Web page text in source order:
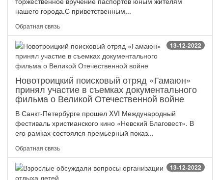
нашего города.С приветственным...
Обратная связь
13-12-2022
Новотроицкий поисковый отряд «Гамаюн»
принял участие в съемках документального
фильма о Великой Отечественной войне
В Санкт-Петербурге прошел XVI Международный
фестиваль христианского кино «Невский Благовест». В
его рамках состоялся премьерный показ...
Обратная связь
13-12-2022